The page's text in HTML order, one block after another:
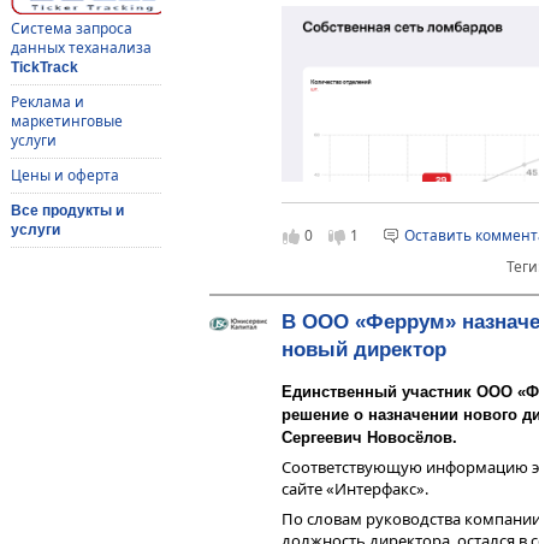
Система запроса
данных теханализа
TickTrack
Реклама и
маркетинговые
услуги
Цены и оферта
Все продукты и
услуги
Выдача займов
Процентные доходы за 1 квартал
59,5%.
0 1
Оставить
В ООО «Феррум»
новый директор
Единственный участник ООО
решение о назначении нового
Сергеевич Новосёлов.
Соответствующую информацию
сайте «Интерфакс».
По словам руководства